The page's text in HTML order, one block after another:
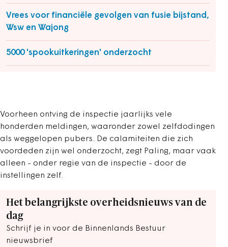
Vrees voor financiële gevolgen van fusie bijstand,
Wsw en Wajong
5000 'spookuitkeringen' onderzocht
Voorheen ontving de inspectie jaarlijks vele
honderden meldingen, waaronder zowel zelfdodingen
als weggelopen pubers. De calamiteiten die zich
voordeden zijn wel onderzocht, zegt Paling, maar vaak
alleen - onder regie van de inspectie - door de
instellingen zelf.
Het belangrijkste overheidsnieuws van de
dag
Schrijf je in voor de Binnenlands Bestuur
nieuwsbrief